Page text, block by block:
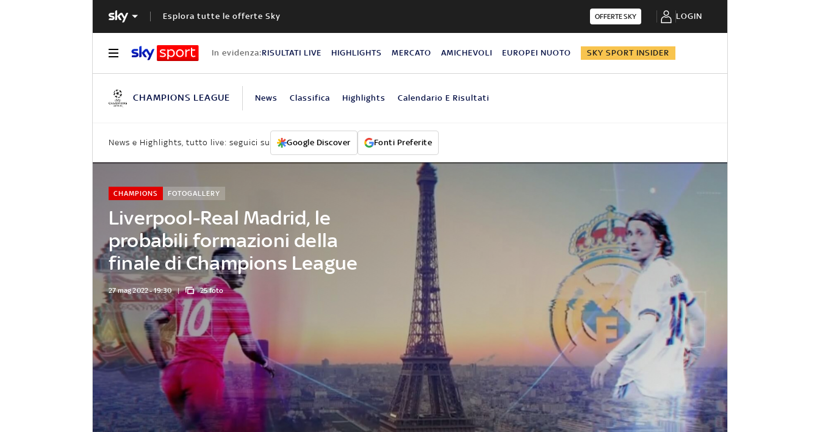
Esplora tutte le offerte Sky OFFERTE SKY LOGIN
In evidenza:RISULTATI LIVE HIGHLIGHTS MERCATO AMICHEVOLI EUROPEI NUOTO SKY SPORT INSIDER
CHAMPIONS LEAGUE News Classifica Highlights Calendario E Risultati
News e Highlights, tutto live: seguici su Google Discover Fonti Preferite
Liverpool-Real Madrid, le
probabili formazioni della
finale di Champions League
CHAMPIONS FOTOGALLERY
27 mag 2022 - 19:30 25 foto